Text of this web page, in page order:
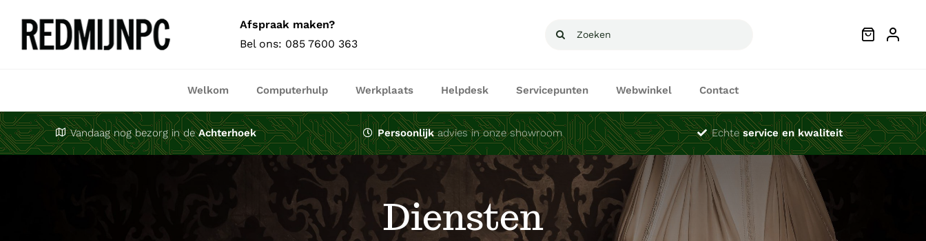
inhoud
Afspraak maken?
Bel ons: 085 7600 363
Zoeken
Welkom Computerhulp Werkplaats Helpdesk Servicepunten Webwinkel Contact
Vandaag nog bezorg in deAchterhoek Persoonlijkadvies in onze showroom Echteservice en kwaliteit
Diensten